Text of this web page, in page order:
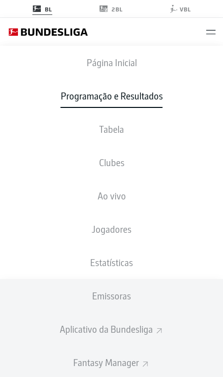
BL 2BL VBL
Página Inicial
Programação e Resultados
Tabela
Clubes
Ao vivo
Jogadores
Estatísticas
Emissoras
Aplicativo da Bundesliga
Fantasy Manager
RBL FCA
4 0
ESCALAÇÕES